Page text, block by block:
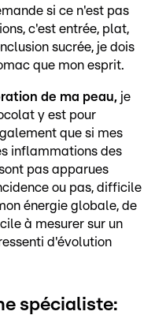
si ce n'est pas
c'est entrée, plat,
sucrée, je dois
que mon esprit.
de ma peau, je
y est pour
que si mes
inflammations des
pas apparues
ou pas, difficile
énergie globale, de
à mesurer sur un
d'évolution
spécialiste: